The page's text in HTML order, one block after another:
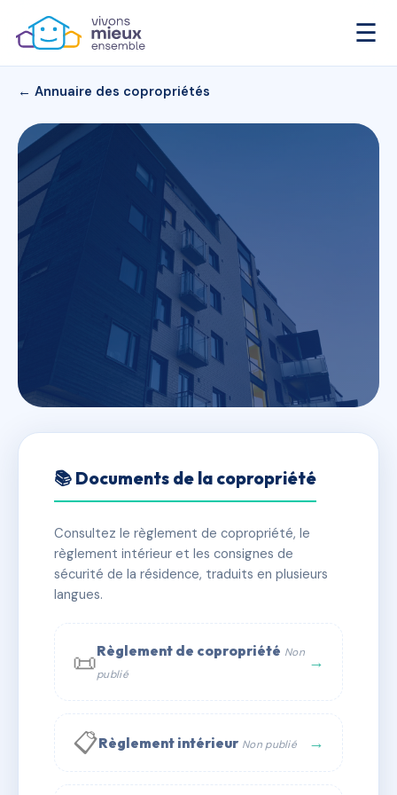
☰
← Annuaire des copropriétés
Les Triades
✓ Immatriculée 🏠 329 lots 🏗 3 bâtiment(s)
📞 Contacter Syndic Digital
📚 Documents de la copropriété
Consultez le règlement de copropriété, le
règlement intérieur et les consignes de
sécurité de la résidence, traduits en plusieurs
langues.
📜Règlement de copropriété Non
publié
→
📋Règlement intérieur Non publié →